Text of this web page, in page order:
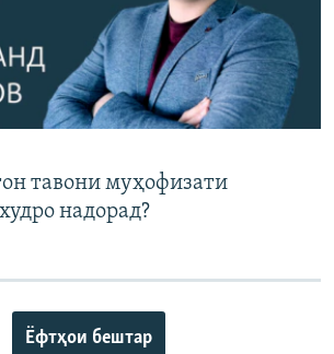
тавони муҳофизати
надорад?
Ёфтҳои бештар